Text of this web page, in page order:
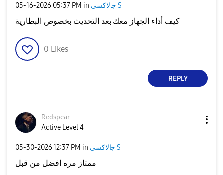
‎05-16-2026 05:37 PM in جالاكسى S
كيف أداء الجهاز معك بعد التحديث بخصوص البطارية
0 Likes
REPLY
Redspear
Active Level 4
‎05-30-202612:37 PM in جالاكسى S
ممتاز مره افضل من قبل